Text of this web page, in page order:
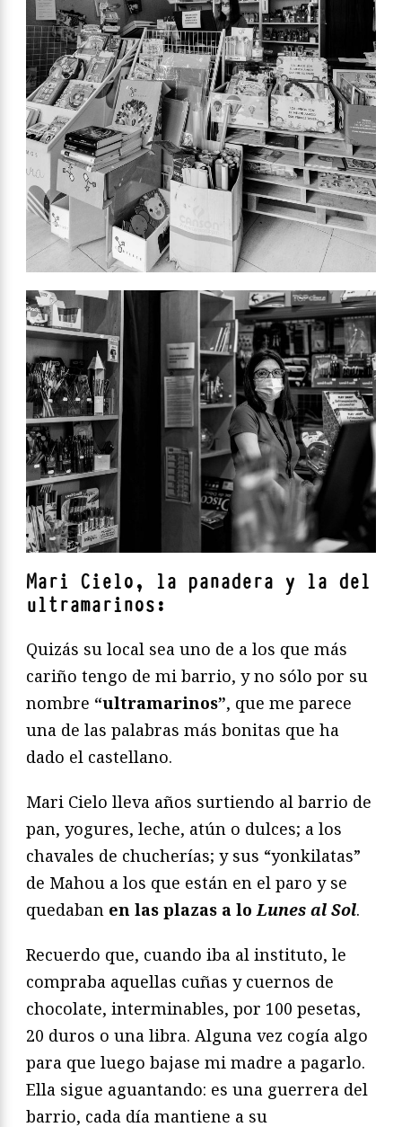
Mari Cielo, la panadera y la del
ultramarinos:
Quizás su local sea uno de a los que más
cariño tengo de mi barrio, y no sólo por su
nombre “ultramarinos”, que me parece
una de las palabras más bonitas que ha
dado el castellano.
Mari Cielo lleva años surtiendo al barrio de
pan, yogures, leche, atún o dulces; a los
chavales de chucherías; y sus “yonkilatas”
de Mahou a los que están en el paro y se
quedaban en las plazas a loLunes al Sol.
Recuerdo que, cuando iba al instituto, le
compraba aquellas cuñas y cuernos de
chocolate, interminables, por 100 pesetas,
20 duros o una libra. Alguna vez cogía algo
para que luego bajase mi madre a pagarlo.
Ella sigue aguantando: es una guerrera del
barrio, cada día mantiene a su